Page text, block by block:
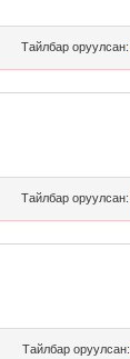
Тайлбар оруулсан:
Тайлбар оруулсан:
Тайлбар оруулсан: